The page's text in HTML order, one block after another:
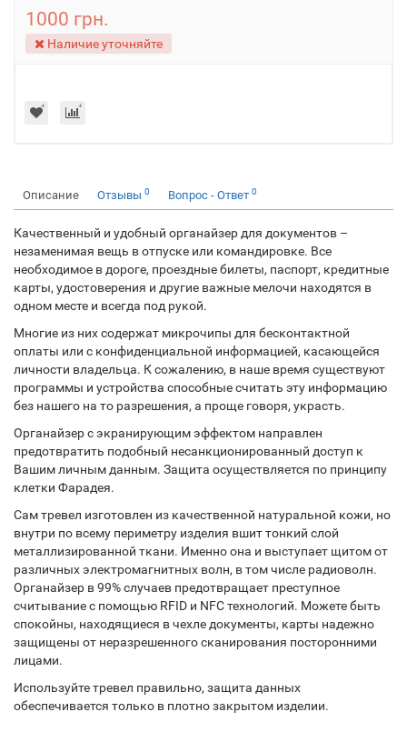
1000 грн.
Наличие уточняйте
Описание Отзывы 0 Вопрос - Ответ 0
Качественный и удобный органайзер для документов –
незаменимая вещь в отпуске или командировке. Все
необходимое в дороге, проездные билеты, паспорт, кредитные
карты, удостоверения и другие важные мелочи находятся в
одном месте и всегда под рукой.
Многие из них содержат микрочипы для бесконтактной
оплаты или с конфиденциальной информацией, касающейся
личности владельца. К сожалению, в наше время существуют
программы и устройства способные считать эту информацию
без нашего на то разрешения, а проще говоря, украсть.
Органайзер с экранирующим эффектом направлен
предотвратить подобный несанкционированный доступ к
Вашим личным данным. Защита осуществляется по принципу
клетки Фарадея.
Сам тревел изготовлен из качественной натуральной кожи, но
внутри по всему периметру изделия вшит тонкий слой
металлизированной ткани. Именно она и выступает щитом от
различных электромагнитных волн, в том числе радиоволн.
Органайзер в 99% случаев предотвращает преступное
считывание с помощью RFID и NFC технологий. Можете быть
спокойны, находящиеся в чехле документы, карты надежно
защищены от неразрешенного сканирования посторонними
лицами.
Используйте тревел правильно, защита данных
обеспечивается только в плотно закрытом изделии.